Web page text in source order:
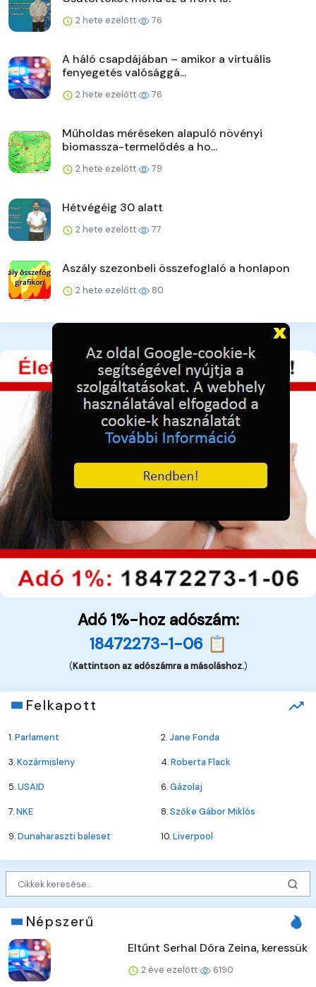
2 hete ezelőtt 76
A háló csapdájában – amikor a virtuális
fenyegetés valósággá...
2 hete ezelőtt 76
Műholdas méréseken alapuló növényi
biomassza-termelődés a ho...
2 hete ezelőtt 79
Hétvégéig 30 alatt
2 hete ezelőtt 77
Aszály szezonbeli összefoglaló a honlapon
2 hete ezelőtt 80
Adó 1%-hoz adószám:
18472273-1-06 📋
(Kattintson az adószámra a másoláshoz.)
Felkapott
1.Parlament 2.Jane Fonda
3.Kozármisleny 4.Roberta Flack
5.USAID 6.Gázolaj
7.NKE 8.Szőke Gábor Miklós
9.Dunaharaszti baleset 10.Liverpool
Népszerű
Eltűnt Serhal Dóra Zeina, keressük
2 éve ezelőtt 6190